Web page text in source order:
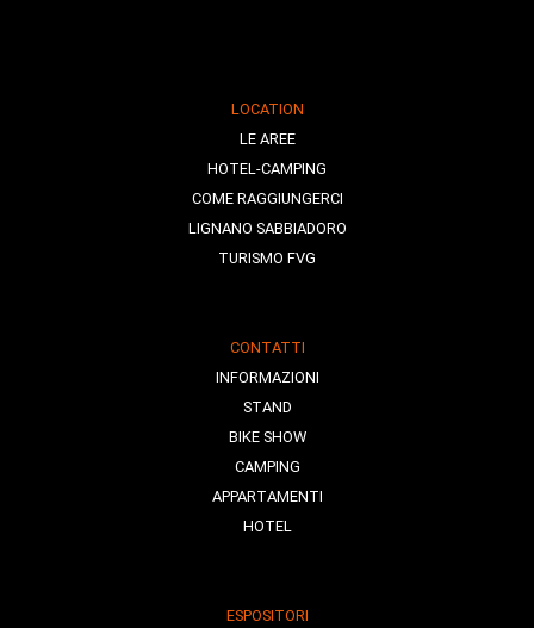
LOCATION
LE AREE
HOTEL-CAMPING
COME RAGGIUNGERCI
LIGNANO SABBIADORO
TURISMO FVG
CONTATTI
INFORMAZIONI
STAND
BIKE SHOW
CAMPING
APPARTAMENTI
HOTEL
ESPOSITORI